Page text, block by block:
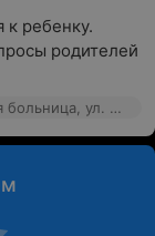
к ребенку.
родителей
Гомельская областная детская клиническая больница, ул. Жарковского, 7